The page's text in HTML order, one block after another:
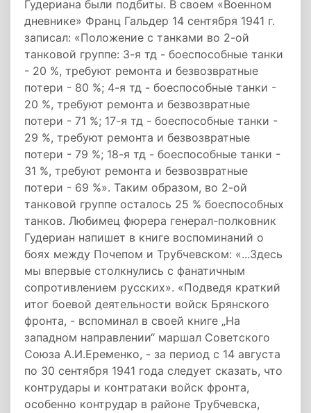
Гудериана были подбиты. В своем «Военном
дневнике» Франц Гальдер 14 сентября 1941 г.
записал: «Положение с танками во 2-ой
танковой группе: 3-я тд - боеспособные танки
- 20 %, требуют ремонта и безвозвратные
потери - 80 %; 4-я тд - боеспособные танки -
20 %, требуют ремонта и безвозвратные
потери - 71 %; 17-я тд - боеспособные танки -
29 %, требуют ремонта и безвозвратные
потери - 79 %; 18-я тд - боеспособные танки -
31 %, требуют ремонта и безвозвратные
потери - 69 %». Таким образом, во 2-ой
танковой группе осталось 25 % боеспособных
танков. Любимец фюрера генерал-полковник
Гудериан напишет в книге воспоминаний о
боях между Почепом и Трубчевском: «...Здесь
мы впервые столкнулись с фанатичным
сопротивлением русских». «Подведя краткий
итог боевой деятельности войск Брянского
фронта, - вспоминал в своей книге „На
западном направлении“ маршал Советского
Союза А.И.Еременко, - за период с 14 августа
по 30 сентября 1941 года следует сказать, что
контрудары и контратаки войск фронта,
особенно контрудар в районе Трубчевска,